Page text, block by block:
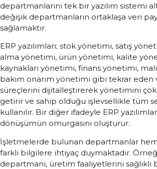
departmanlarını tek bir yazılım sistemi
değişik departmanların ortaklaşa veri
sağlamaktır.
ERP yazılımları; stok yönetimi, satış
alma yönetimi, ürün yönetimi, kalite
kaynakları yönetimi, finans yönetimi,
bakım onarım yönetimi gibi tekrar eden
süreçlerini dijitalleştirerek yönetimini
getirir ve sahip olduğu işlevsellikle tüm
kullanılır. Bir diğer ifadeyle ERP
dönüşümün omurgasını oluşturur.
İşletmelerde bulunan departmanlar
farklı bilgilere ihtiyaç duymaktadır.
departmanı, üretim faaliyetlerini sağlıklı